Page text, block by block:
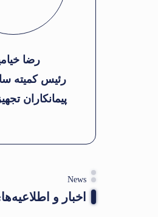
رضا
رئیس کمیته
پیمانکاران
News
اخبار و